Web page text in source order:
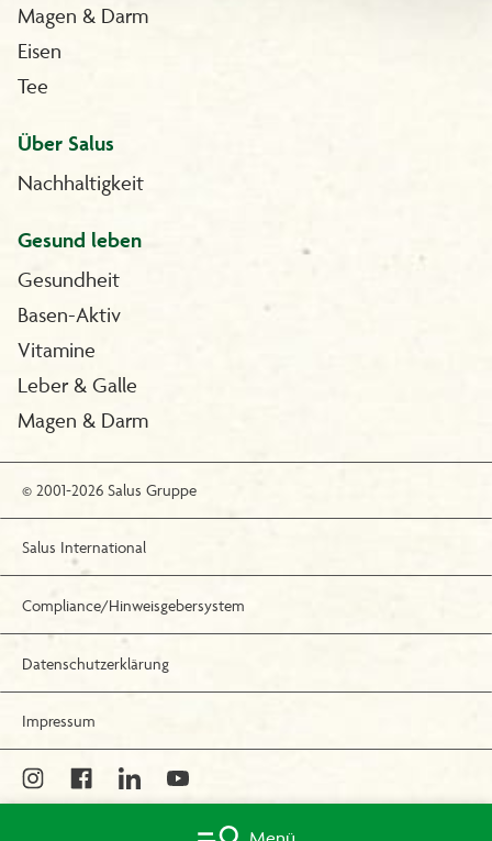
Magen & Darm
Eisen
Tee
Über Salus
Nachhaltigkeit
Gesund leben
Gesundheit
Basen-Aktiv
Vitamine
Leber & Galle
Magen & Darm
© 2001-2026 Salus Gruppe
Salus International
Compliance/Hinweisgebersystem
Datenschutzerklärung
Impressum